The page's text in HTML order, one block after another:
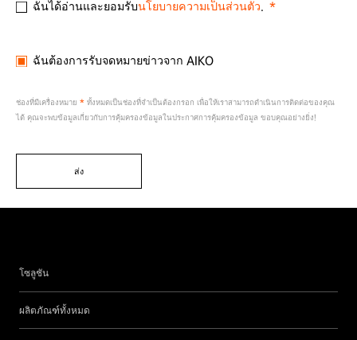
ฉันได้อ่านและยอมรับนโยบายความเป็นส่วนตัว.
ฉันต้องการรับจดหมายข่าวจาก AIKO
ช่องที่มีเครื่องหมาย *ทั้งหมดเป็นช่องที่จำเป็นต้องกรอก เพื่อให้เราสามารถดำเนินการติดต่อของคุณ
ได้ คุณจะพบข้อมูลเกี่ยวกับการคุ้มครองข้อมูลในประกาศการคุ้มครองข้อมูล ขอบคุณอย่างยิ่ง!
ส่ง
โซลูชัน
ผลิตภัณฑ์ทั้งหมด